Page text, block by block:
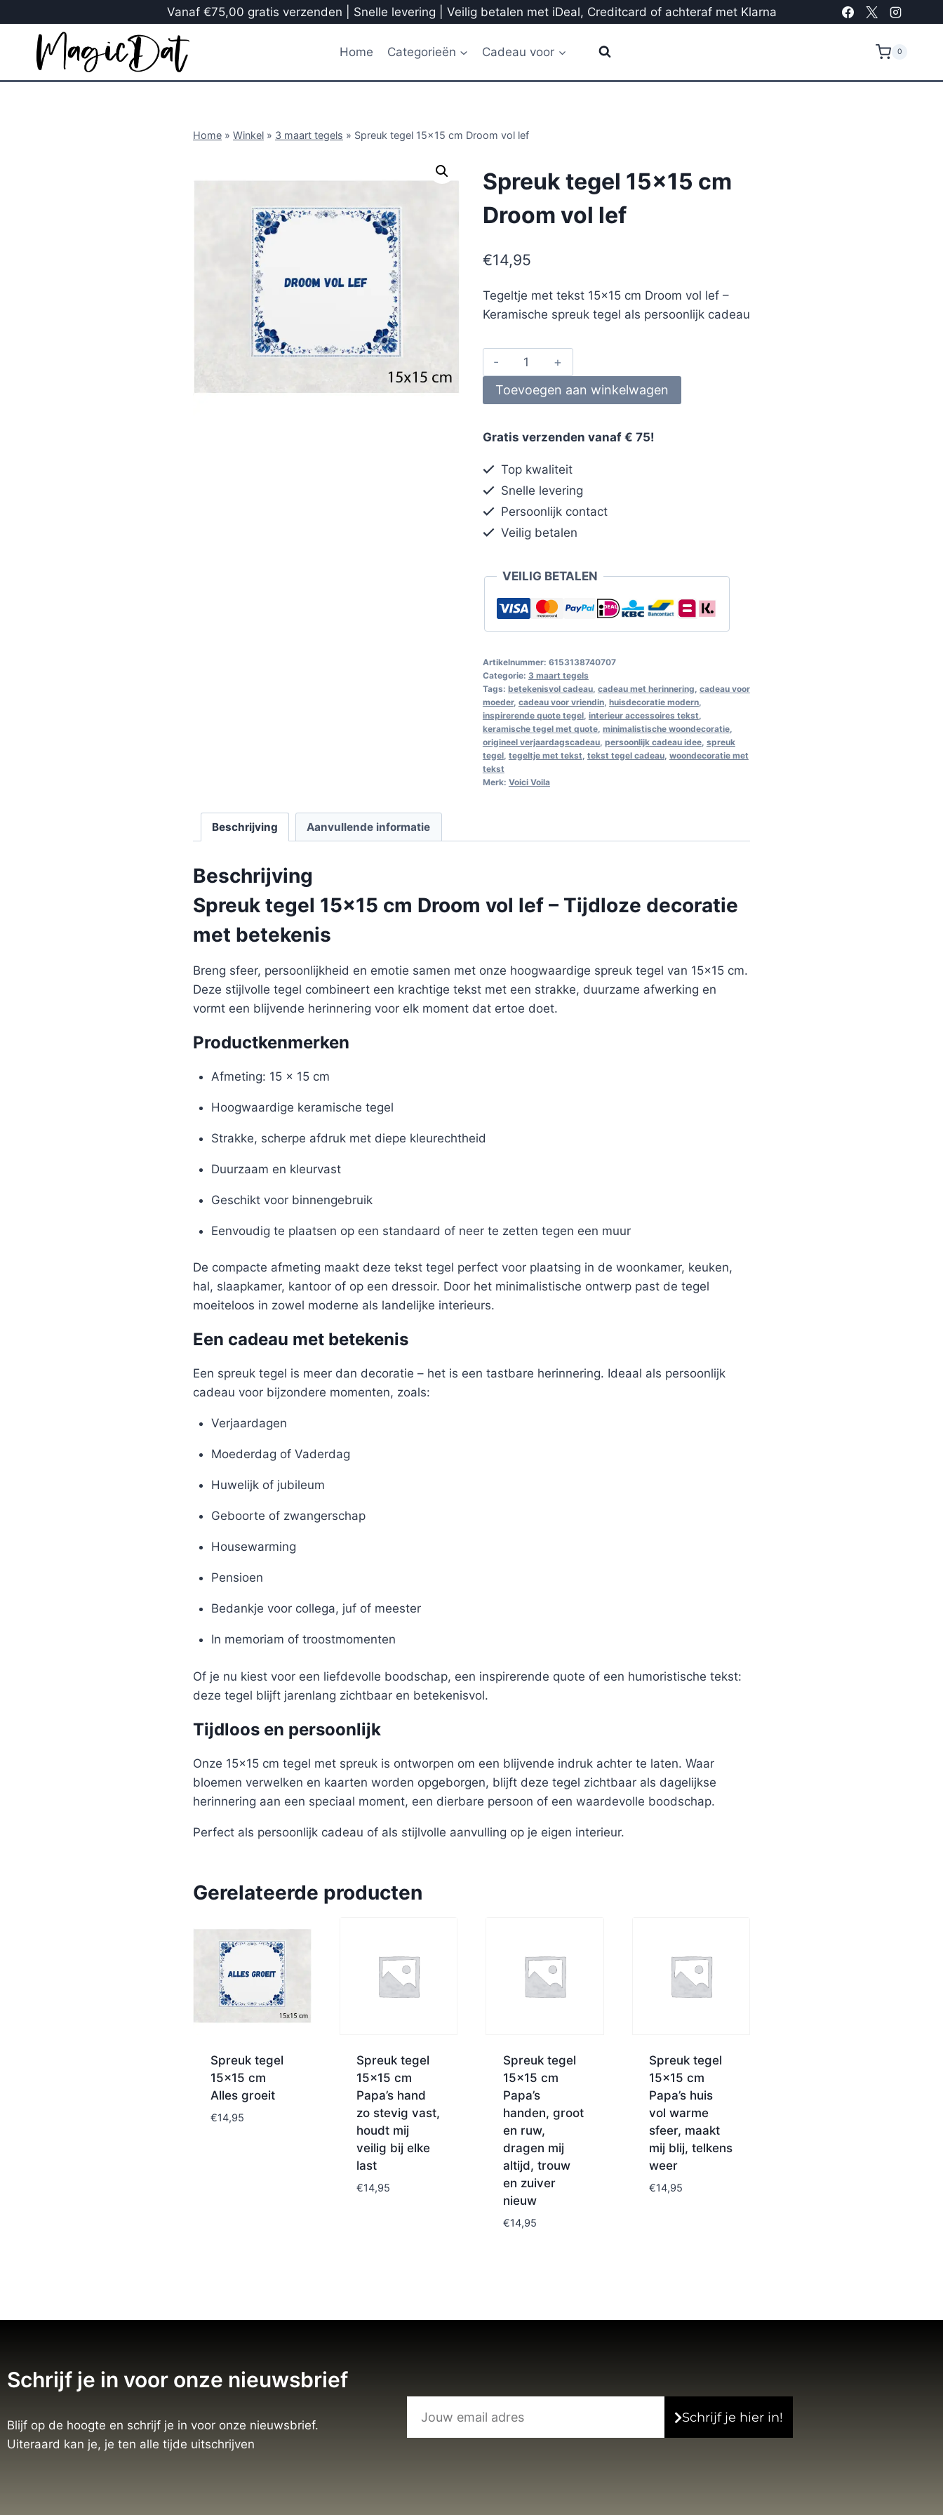
Vanaf €75,00 gratis verzenden | Snelle levering | Veilig betalen met iDeal, Creditcard of achteraf met Klarna
Home Categorieën Cadeau voor 0
Home » Winkel » 3 maart tegels » Spreuk tegel 15×15 cm Droom vol lef
Spreuk tegel 15×15 cm
Droom vol lef
€14,95
Tegeltje met tekst 15×15 cm Droom vol lef –
Keramische spreuk tegel als persoonlijk cadeau
Toevoegen aan winkelwagen
Gratis verzenden vanaf € 75!
Top kwaliteit
Snelle levering
Persoonlijk contact
Veilig betalen
VEILIG BETALEN
Artikelnummer: 6153138740707
Categorie: 3 maart tegels
Tags: betekenisvol cadeau, cadeau met herinnering cadeau voor
moeder, cadeau voor vriendin, huisdecoratie modern,
inspirerende quote tegel, interieur accessoires tekst
keramische tegel met quote, minimalistische woondecoratie,
origineel verjaardagscadeau, persoonlijk cadeau idee, spreuk
tegel, tegeltje met tekst tekst tegel cadeau, woondecoratie met
tekst
Merk: Voici Voila
Beschrijving Aanvullende informatie
Beschrijving
Spreuk tegel 15×15 cm Droom vol lef – Tijdloze decoratie
met betekenis
Breng sfeer, persoonlijkheid en emotie samen met onze hoogwaardige spreuk tegel van 15×15 cm.
Deze stijlvolle tegel combineert een krachtige tekst met een strakke, duurzame afwerking en
vormt een blijvende herinnering voor elk moment dat ertoe doet.
Productkenmerken
Afmeting: 15 x 15 cm
Hoogwaardige keramische tegel
Strakke, scherpe afdruk met diepe kleurechtheid
Duurzaam en kleurvast
Geschikt voor binnengebruik
Eenvoudig te plaatsen op een standaard of neer te zetten tegen een muur
De compacte afmeting maakt deze tekst tegel perfect voor plaatsing in de woonkamer, keuken,
hal, slaapkamer, kantoor of op een dressoir. Door het minimalistische ontwerp past de tegel
moeiteloos in zowel moderne als landelijke interieurs.
Een cadeau met betekenis
Een spreuk tegel is meer dan decoratie – het is een tastbare herinnering. Ideaal als persoonlijk
cadeau voor bijzondere momenten, zoals:
Verjaardagen
Moederdag of Vaderdag
Huwelijk of jubileum
Geboorte of zwangerschap
Housewarming
Pensioen
Bedankje voor collega, juf of meester
In memoriam of troostmomenten
Of je nu kiest voor een liefdevolle boodschap, een inspirerende quote of een humoristische tekst:
deze tegel blijft jarenlang zichtbaar en betekenisvol.
Tijdloos en persoonlijk
Onze 15×15 cm tegel met spreuk is ontworpen om een blijvende indruk achter te laten. Waar
bloemen verwelken en kaarten worden opgeborgen, blijft deze tegel zichtbaar als dagelijkse
herinnering aan een speciaal moment, een dierbare persoon of een waardevolle boodschap.
Perfect als persoonlijk cadeau of als stijlvolle aanvulling op je eigen interieur.
Gerelateerde producten
Spreuk tegel
15×15 cm
Alles groeit
€14,95
Spreuk tegel
15×15 cm
Papa’s hand
zo stevig vast,
houdt mij
veilig bij elke
last
€14,95
Spreuk tegel
15×15 cm
Papa’s
handen, groot
en ruw,
dragen mij
altijd, trouw
en zuiver
nieuw
€14,95
Spreuk tegel
15×15 cm
Papa’s huis
vol warme
sfeer, maakt
mij blij, telkens
weer
€14,95
Schrijf je in voor onze nieuwsbrief
Blijf op de hoogte en schrijf je in voor onze nieuwsbrief.
Uiteraard kan je, je ten alle tijde uitschrijven
Schrijf je hier in!